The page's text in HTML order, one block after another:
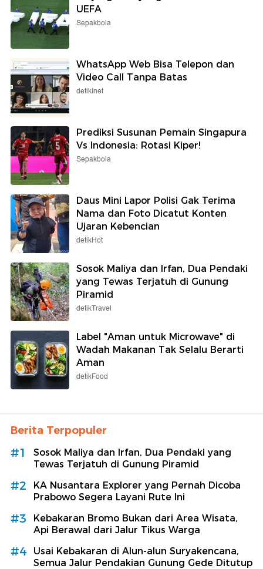
UEFA
Sepakbola
WhatsApp Web Bisa Telepon dan
Video Call Tanpa Batas
detikInet
Prediksi Susunan Pemain Singapura
Vs Indonesia: Rotasi Kiper!
Sepakbola
Daus Mini Lapor Polisi Gak Terima
Nama dan Foto Dicatut Konten
Ujaran Kebencian
detikHot
Sosok Maliya dan Irfan, Dua Pendaki
yang Tewas Terjatuh di Gunung
Piramid
detikTravel
Label "Aman untuk Microwave" di
Wadah Makanan Tak Selalu Berarti
Aman
detikFood
Berita Terpopuler
#1
Sosok Maliya dan Irfan, Dua Pendaki yang
Tewas Terjatuh di Gunung Piramid
#2
KA Nusantara Explorer yang Pernah Dicoba
Prabowo Segera Layani Rute Ini
#3
Kebakaran Bromo Bukan dari Area Wisata,
Api Berawal dari Jalur Tikus Warga
#4
Usai Kebakaran di Alun-alun Suryakencana,
Semua Jalur Pendakian Gunung Gede Ditutup